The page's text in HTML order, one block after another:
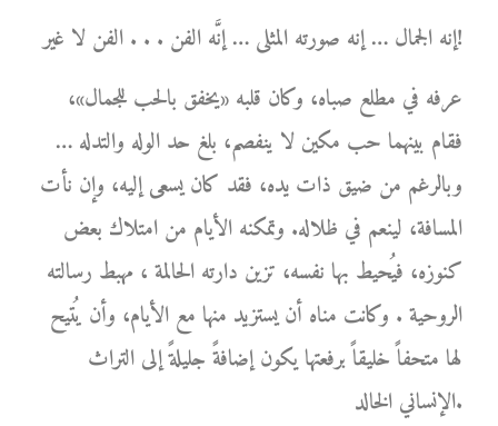
إنه الجمال … إنه صورته المثلى … إنَّه الفن . . . الفن لا غير!
عرفه في مطلع صباه، وكان قلبه «يخفق بالحب للجمال»،
فقام بينهما حب مكين لا ينفصم، بلغ حد الوله والتدله …
وبالرغم من ضيق ذات يده، فقد كان يسعى إليه، وإن نأت
المسافة، لينعم في ظلاله. وتمكنه الأيام من امتلاك بعض
كنوزه، فيُحيط بها نفسه، تزين دارته الحالمة ، مهبط رسالته
الروحية . وكانت مناه أن يستزيد منها مع الأيام، وأن يُتيح
لها متحفاً خليقاً برفعتها يكون إضافةً جليلةً إلى التراث
الإنساني الخالد.